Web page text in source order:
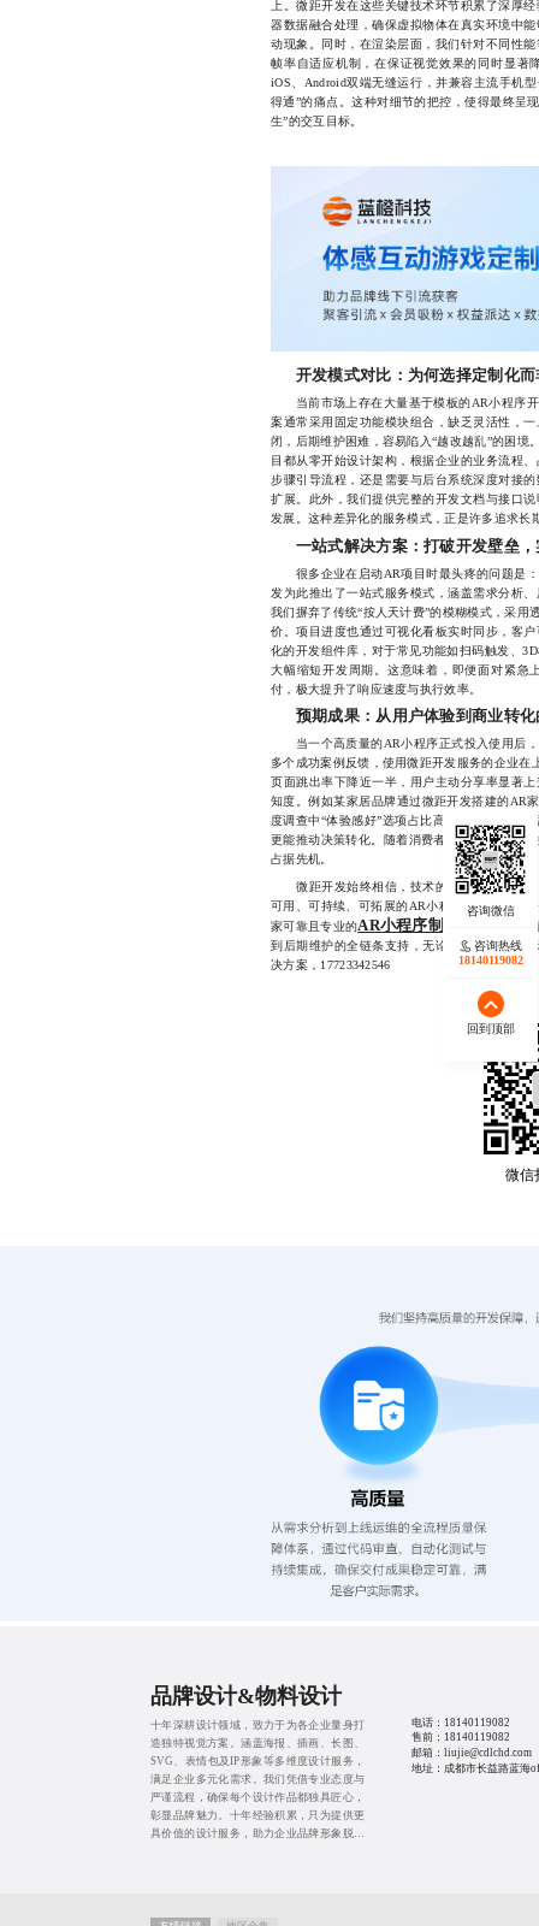
上。微距开发在这些关键技术环节积累了深厚
器数据融合处理，确保虚拟物体在真实环境中
动现象。同时，在渲染层面，我们针对不同性
帧率自适应机制，在保证视觉效果的同时显著
iOS、Android双端无缝运行，并兼容主流手机
得通”的痛点。这种对细节的把控，使得最终呈
生”的交互目标。
开发模式对比：为何选择定制化
当前市场上存在大量基于模板的AR小程序开
案通常采用固定功能模块组合，缺乏灵活性，
闭，后期维护困难，容易陷入“越改越乱”的困
目都从零开始设计架构，根据企业的业务流程
步骤引导流程，还是需要与后台系统深度对接
扩展。此外，我们提供完整的开发文档与接口
发展。这种差异化的服务模式，正是许多追求长
一站式解决方案：打破开发壁垒
很多企业在启动AR项目时最头疼的问题是：
发为此推出了一站式服务模式，涵盖需求分析
我们摒弃了传统“按人天计费”的模糊模式，采
价。项目进度也通过可视化看板实时同步，客
化的开发组件库，对于常见功能如扫码触发、
大幅缩短开发周期。这意味着，即便面对紧急
付，极大提升了响应速度与执行效率。
预期成果：从用户体验到商业转
当一个高质量的AR小程序正式投入使用后，
多个成功案例反馈，使用微距开发服务的企业在
页面跳出率下降近一半，用户主动分享率显著
知度。例如某家居品牌通过微距开发搭建的AR
度调查中“体验感好”选项占比高达89%。这些
更能推动决策转化。随着消费者对沉浸式体验
占据先机。
微距开发始终相信，技术的价值不在于炫技
可用、可持续、可拓展的AR小程序服务，助力
家可靠且专业的AR小程序制作公司
，不妨
到后期维护的全链条支持，无论您是想做产品
决方案，17723342546
微信
咨询热线
18140119082
回到顶部
品牌设计&物料设计
十年深耕设计领域，致力于为各企业量身打
造独特视觉方案。涵盖海报、插画、长图、
SVG、表情包及IP形象等多维度设计服务，
满足企业多元化需求。我们凭借专业态度与
严谨流程，确保每个设计作品都独具匠心，
彰显品牌魅力。十年经验积累，只为提供更
具价值的设计服务，助力企业品牌形象脱颖
电话： 18140119082
售前： 18140119082
邮箱：liujie@cdlchd.com
地址：成都市长益路蓝海